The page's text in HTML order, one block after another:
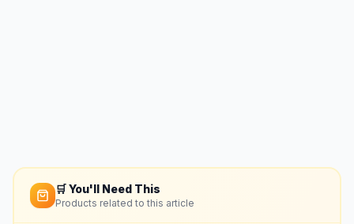
🛒 You'll Need This
Products related to this article